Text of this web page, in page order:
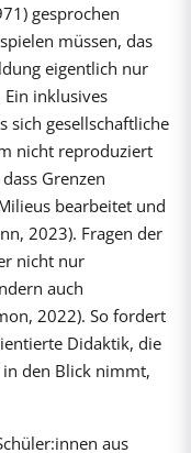
gesprochen
müssen, das
eigentlich nur
inklusives
sich gesellschaftliche
nicht reproduziert
Grenzen
bearbeitet und
2023). Fragen der
nicht nur
auch
2022). So fordert
Didaktik, die
den Blick nimmt,
aus